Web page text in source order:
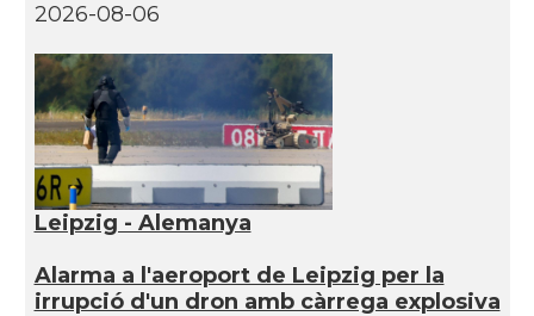
2026-08-06
Leipzig - Alemanya
Alarma a l'aeroport de Leipzig per la
irrupció d'un dron amb càrrega explosiva